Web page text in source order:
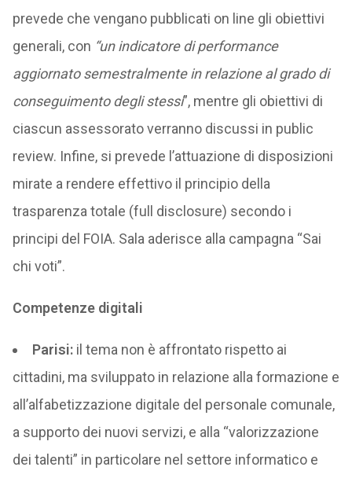
prevede che vengano pubblicati on line gli obiettivi
generali, con “un indicatore di performance
aggiornato semestralmente in relazione al grado di
conseguimento degli stessi”, mentre gli obiettivi di
ciascun assessorato verranno discussi in public
review. Infine, si prevede l’attuazione di disposizioni
mirate a rendere effettivo il principio della
trasparenza totale (full disclosure) secondo i
principi del FOIA. Sala aderisce alla campagna “Sai
chi voti”.
Competenze digitali
Parisi:il tema non è affrontato rispetto ai
cittadini, ma sviluppato in relazione alla formazione e
all’alfabetizzazione digitale del personale comunale,
a supporto dei nuovi servizi, e alla “valorizzazione
dei talenti” in particolare nel settore informatico e